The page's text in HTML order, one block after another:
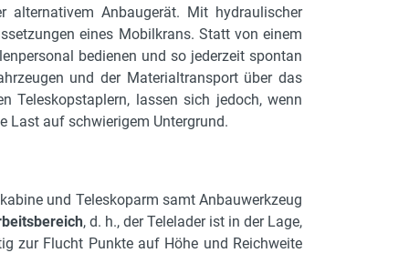
alternativem Anbaugerät. Mit hydraulischer
eines Mobilkrans. Statt von einem
bedienen und so jederzeit spontan
und der Materialtransport über das
Teleskopstaplern, lassen sich jedoch, wenn
Last auf schwierigem Untergrund.
und Teleskoparm samt Anbauwerkzeug
, d. h., der Telelader ist in der Lage,
zur Flucht Punkte auf Höhe und Reichweite